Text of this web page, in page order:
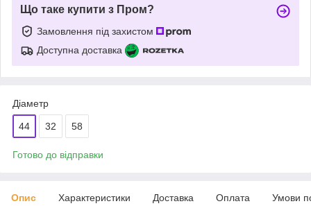
Що таке купити з Пром?
Замовлення під захистом
Доступна доставка
Діаметр
44 32 58
Готово до відправки
Опис Характеристики Доставка Оплата Умови